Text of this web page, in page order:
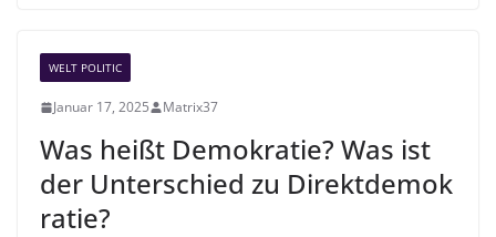
WELT POLITIC
Januar 17, 2025 Matrix37
Was heißt Demokratie? Was ist
der Unterschied zu Direktdemok
ratie?